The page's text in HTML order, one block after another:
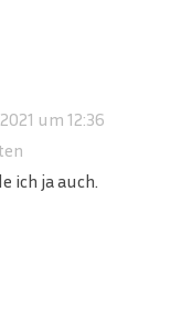
um 12:36
ich ja auch.